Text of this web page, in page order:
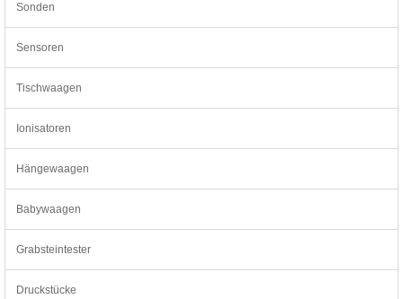
Sonden
Sensoren
Tischwaagen
Ionisatoren
Hängewaagen
Babywaagen
Grabsteintester
Druckstücke